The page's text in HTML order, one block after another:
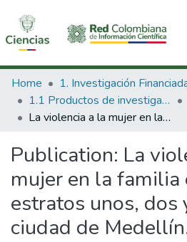
Communities & Collections
All of DSpace
Home
1.1 Productos de investigación
La violencia a la mujer en la familia en los estratos unos, dos y tres de la ciudad de Medellín.
Publication: La
mujer en la familia
estratos unos, dos
ciudad de